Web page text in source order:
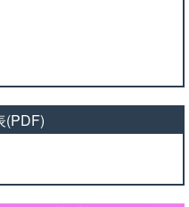
(PDF)